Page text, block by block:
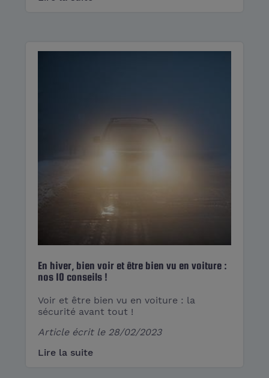
En hiver, bien voir et être bien vu en voiture :
nos 10 conseils !
Voir et être bien vu en voiture : la
sécurité avant tout !
Article écrit le 28/02/2023
Lire la suite